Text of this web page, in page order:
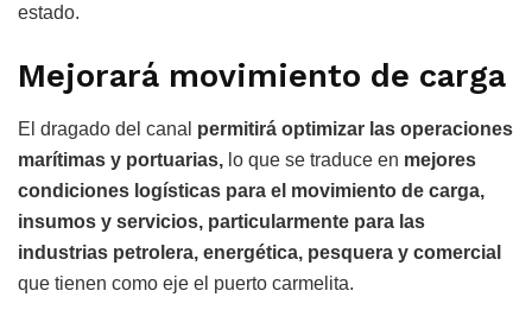
estado.
Mejorará movimiento de carga
El dragado del canal permitirá optimizar las operaciones
marítimas y portuarias, lo que se traduce en mejores
condiciones logísticas para el movimiento de carga,
insumos y servicios, particularmente para las
industrias petrolera, energética, pesquera y comercial
que tienen como eje el puerto carmelita.